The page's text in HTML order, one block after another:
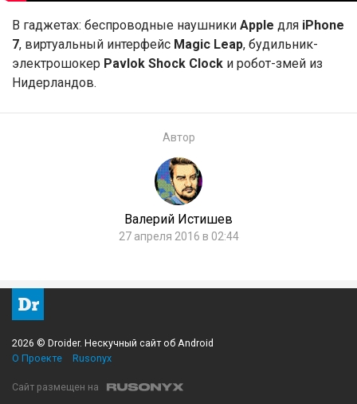
В гаджетах: беспроводные наушники Apple для iPhone
7, виртуальный интерфейс Magic Leap, будильник-
электрошокер Pavlok Shock Clock и робот-змей из
Нидерландов.
Автор
Валерий Истишев
27 апреля 2016 в 02:44
2026 © Droider. Нескучный сайт об Android
О Проекте
Rusonyx
Сайт размещен на